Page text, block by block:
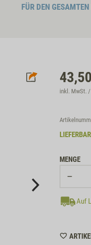
FÜR DEN
43,50
inkl. MwSt.
LIEFERBAR
MENGE
Auf